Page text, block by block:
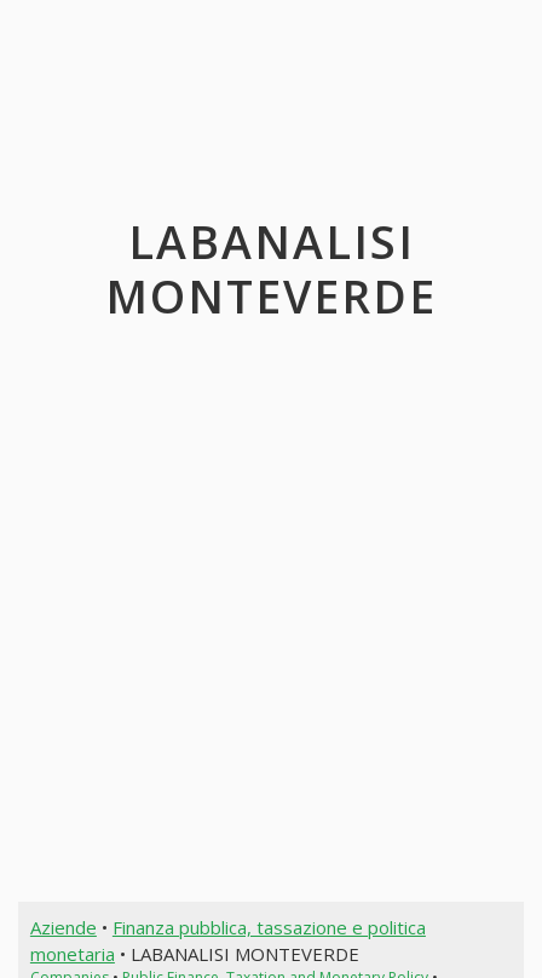
LABANALISI
MONTEVERDE
Aziende • Finanza pubblica, tassazione e politica
monetaria • LABANALISI MONTEVERDE